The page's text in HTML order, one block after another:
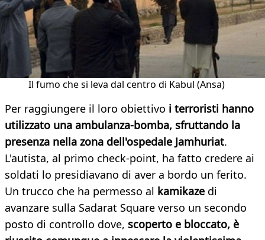
Il fumo che si leva dal centro di Kabul (Ansa)
Per raggiungere il loro obiettivo i terroristi hanno
utilizzato una ambulanza-bomba, sfruttando la
presenza nella zona dell'ospedale Jamhuriat.
L'autista, al primo check-point, ha fatto credere ai
soldati lo presidiavano di aver a bordo un ferito.
Un trucco che ha permesso al kamikaze di
avanzare sulla Sadarat Square verso un secondo
posto di controllo dove, scoperto e bloccato, è